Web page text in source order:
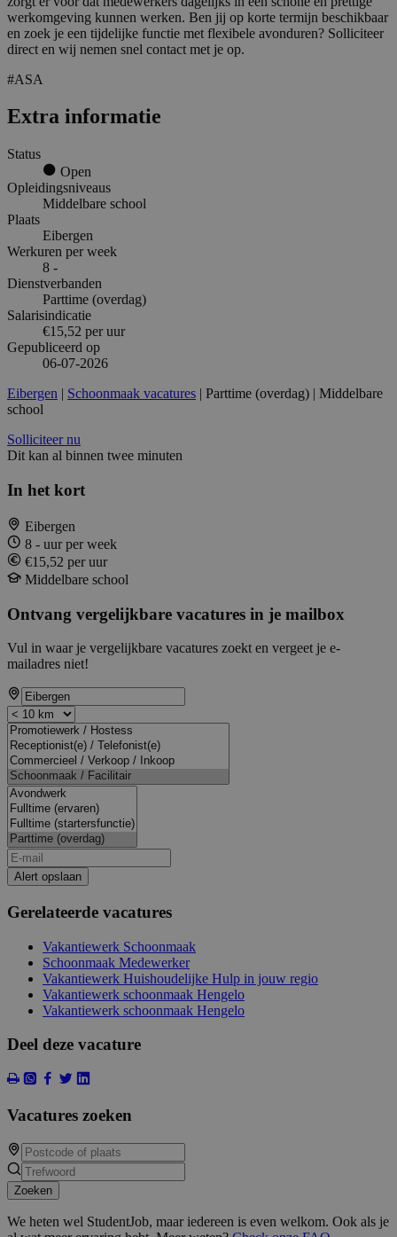
werkomgeving kunnen werken. Ben jij op korte termijn beschikbaar
en zoek je een tijdelijke functie met flexibele avonduren? Solliciteer
direct en wij nemen snel contact met je op.
#ASA
Extra informatie
Status
Open
Opleidingsniveaus
Middelbare school
Plaats
Eibergen
Werkuren per week
8 -
Dienstverbanden
Parttime (overdag)
Salarisindicatie
€15,52 per uur
Gepubliceerd op
06-07-2026
Eibergen | Schoonmaak vacatures | Parttime (overdag) | Middelbare
school
Solliciteer nu
Dit kan al binnen twee minuten
In het kort
Eibergen
8 - uur per week
€15,52 per uur
Middelbare school
Ontvang vergelijkbare vacatures in je mailbox
Vul in waar je vergelijkbare vacatures zoekt en vergeet je e-
mailadres niet!
Alert opslaan
Gerelateerde vacatures
Vakantiewerk Schoonmaak
Schoonmaak Medewerker
Vakantiewerk Huishoudelijke Hulp in jouw regio
Vakantiewerk schoonmaak Hengelo
Vakantiewerk schoonmaak Hengelo
Deel deze vacature
Vacatures zoeken
Zoeken
We heten wel StudentJob, maar iedereen is even welkom. Ook als je